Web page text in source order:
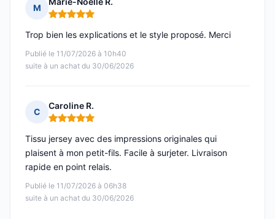
M
Note : 5 sur 5
Publié le 11/07/2026 à 10h40
suite à un achat du 30/06/2026
Trop bien les explications et le style proposé. Merci
C
Caroline R.
Note : 5 sur 5
Publié le 11/07/2026 à 06h38
suite à un achat du 30/06/2026
Tissu jersey avec des impressions originales qui
plaisent à mon petit-fils. Facile à surjeter. Livraison
rapide en point relais.